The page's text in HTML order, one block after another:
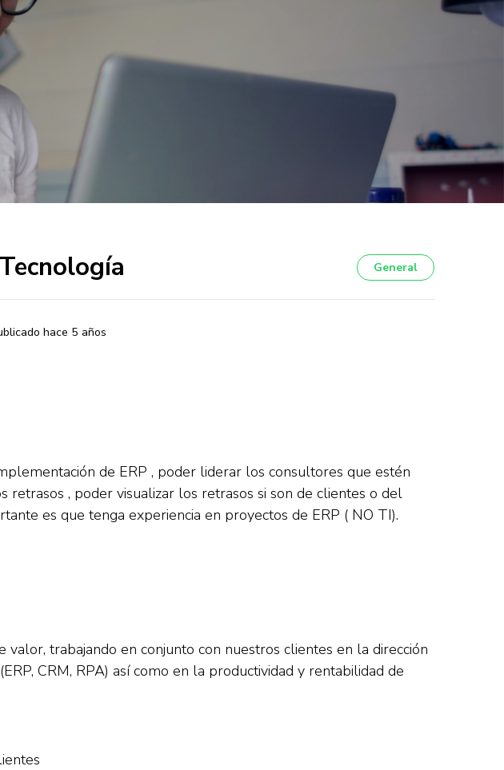
General
hace 5 años
de ERP , poder liderar los consultores que estén
, poder visualizar los retrasos si son de clientes o del
es que tenga experiencia en proyectos de ERP ( NO TI).
trabajando en conjunto con nuestros clientes en la dirección
CRM, RPA) así como en la productividad y rentabilidad de